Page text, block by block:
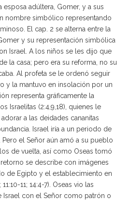
esposa adúltera, Gomer, y a sus
nombre simbólico representando
El cap. 2 se alterna entre la
y su representación simbólica
Israel. A los niños se les dijo que
la casa; pero era su reforma, no su
Al profeta se le ordenó seguir
y la mantuvo en insolación por un
representa gráficamente la
Israelitas (2:4,9,18), quienes le
a las deidades cananitas
Israel iría a un periodo de
Pero el Señor aún amó a su pueblo
de vuelta, así como Oseas tomó
se describe con imágenes
de Egipto y el establecimiento en
11:10-11; 14:4-7). Oseas vio las
Israel con el Señor como patrón o